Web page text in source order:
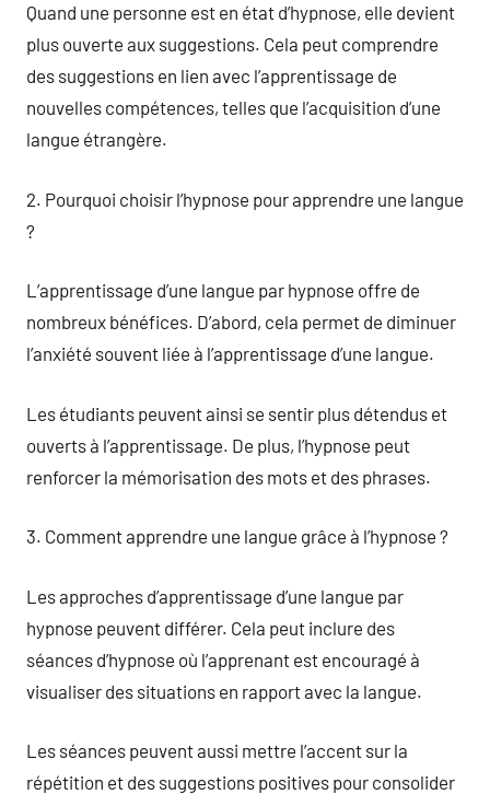
Quand une personne est en état d’hypnose, elle devient
plus ouverte aux suggestions. Cela peut comprendre
des suggestions en lien avec l’apprentissage de
nouvelles compétences, telles que l’acquisition d’une
langue étrangère.
2. Pourquoi choisir l’hypnose pour apprendre une langue
?
L’apprentissage d’une langue par hypnose offre de
nombreux bénéfices. D’abord, cela permet de diminuer
l’anxiété souvent liée à l’apprentissage d’une langue.
Les étudiants peuvent ainsi se sentir plus détendus et
ouverts à l’apprentissage. De plus, l’hypnose peut
renforcer la mémorisation des mots et des phrases.
3. Comment apprendre une langue grâce à l’hypnose ?
Les approches d’apprentissage d’une langue par
hypnose peuvent différer. Cela peut inclure des
séances d’hypnose où l’apprenant est encouragé à
visualiser des situations en rapport avec la langue.
Les séances peuvent aussi mettre l’accent sur la
répétition et des suggestions positives pour consolider